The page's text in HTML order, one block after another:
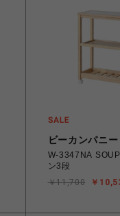
ビーカンパニー
W-3347NA
ン3段
￥
￥11,700